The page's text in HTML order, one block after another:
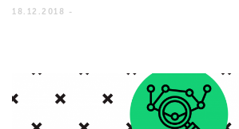
18.12.2018 -